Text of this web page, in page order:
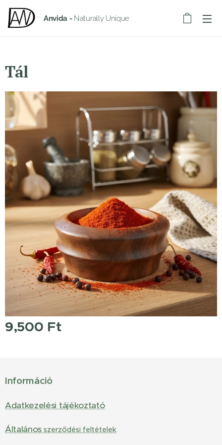
Anvida - Naturally Unique
Tál
9,500 Ft
Információ
Adatkezelési tájékoztató
Általános szerződési feltételek